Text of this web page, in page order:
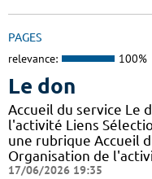
PAGES
relevance: 100%
Le don
Accueil du service Le
l'activité Liens
une rubrique Accueil
Organisation de
17/06/2026 19:35